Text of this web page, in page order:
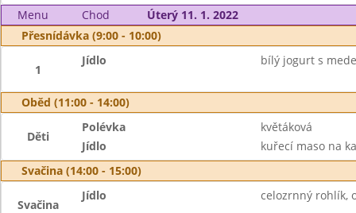
Menu Chod
Úterý 11. 1. 2022
Přesnídávka (9:00 - 10:00)
1
Jídlo bílý jogurt s
Oběd (11:00 - 14:00)
Děti
Polévka
květáková
Jídlo
kuřecí maso na
Svačina (14:00 - 15:00)
Svačina
Jídlo celozrnný rohlík,